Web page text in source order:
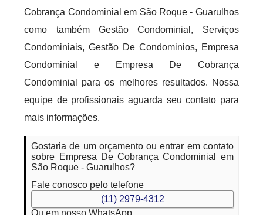
Cobrança Condominial em São Roque - Guarulhos
como também Gestão Condominial, Serviços
Condominiais, Gestão De Condominios, Empresa
Condominial e Empresa De Cobrança
Condominial para os melhores resultados. Nossa
equipe de profissionais aguarda seu contato para
mais informações.
Gostaria de um orçamento ou entrar em contato
sobre Empresa De Cobrança Condominial em
São Roque - Guarulhos?
Fale conosco pelo telefone
(11) 2979-4312
Ou em nosso WhatsApp